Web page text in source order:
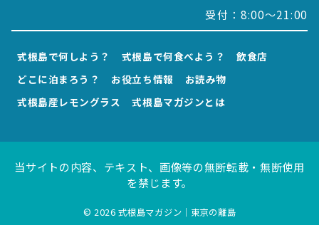
受付：8:00～21:00
式根島で何しよう？ 式根島で何食べよう？
飲食店
どこに泊まろう？
お役立ち情報
お読み物
式根島産レモングラス
式根島マガジンとは
当サイトの内容、テキスト、画像等の無断転載・無断使用
を禁じます。
© 2026式根島マガジン｜東京の離島